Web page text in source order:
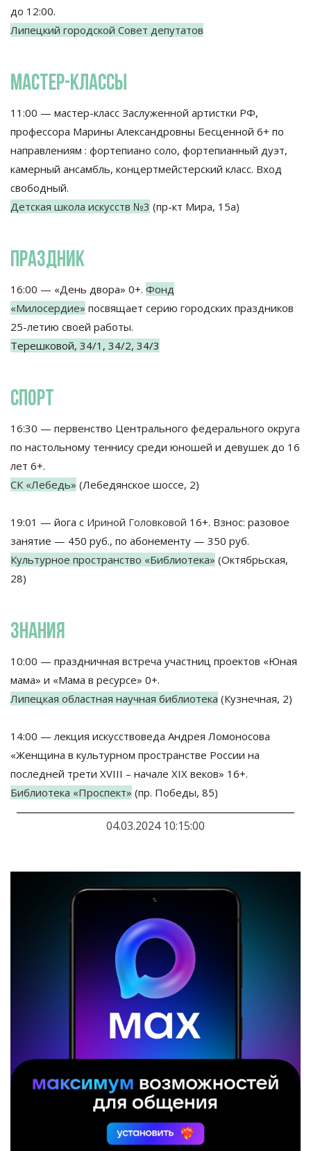
до 12:00.
Липецкий городской Совет депутатов
МАСТЕР-КЛАССЫ
11:00 — мастер-класс Заслуженной артистки РФ,
профессора Марины Александровны Бесценной 6+ по
направлениям : фортепиано соло, фортепианный дуэт,
камерный ансамбль, концертмейстерский класс. Вход
свободный.
Детская школа искусств №3 (пр-кт Мира, 15а)
ПРАЗДНИК
16:00 — «День двора» 0+. Фонд
«Милосердие» посвящает серию городских праздников
25-летию своей работы.
Терешковой, 34/1, 34/2, 34/3
СПОРТ
16:30 — первенство Центрального федерального округа
по настольному теннису среди юношей и девушек до 16
лет 6+.
СК «Лебедь» (Лебедянское шоссе, 2)
19:01 — йога с Ириной Головковой 16+. Взнос: разовое
занятие — 450 руб., по абонементу — 350 руб.
Культурное пространство «Библиотека» (Октябрьская,
28)
ЗНАНИЯ
10:00 — праздничная встреча участниц проектов «Юная
мама» и «Мама в ресурсе» 0+.
Липецкая областная научная библиотека (Кузнечная, 2)
14:00 — лекция искусствоведа Андрея Ломоносова
«Женщина в культурном пространстве России на
последней трети ХVIII – начале ХIX веков» 16+.
Библиотека «Проспект» (пр. Победы, 85)
04.03.2024 10:15:00